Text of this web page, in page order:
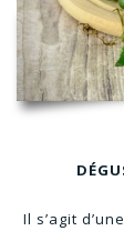
Il s’agit